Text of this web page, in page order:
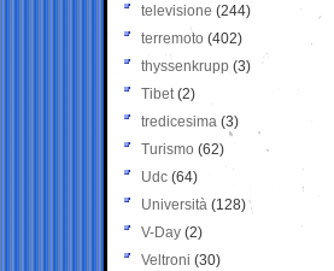
televisione(244)
terremoto (402)
thyssenkrupp (3)
Tibet(2)
tredicesima (3)
Turismo (62)
Udc (64)
Università (128)
V-Day (2)
Veltroni (30)